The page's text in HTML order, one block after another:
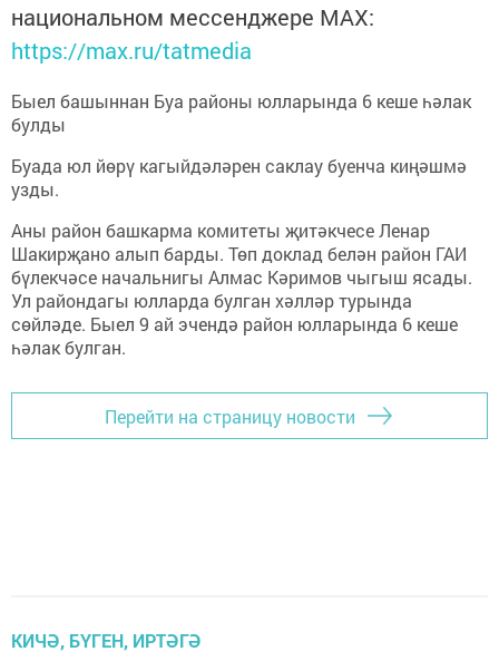
национальном мессенджере MАХ:
https://max.ru/tatmedia
Быел башыннан Буа районы юлларында 6 кеше һәлак
булды
Буада юл йөрү кагыйдәләрен саклау буенча киңәшмә
узды.
Аны район башкарма комитеты җитәкчесе Ленар
Шакирҗано алып барды. Төп доклад белән район ГАИ
бүлекчәсе начальнигы Алмас Кәримов чыгыш ясады.
Ул райондагы юлларда булган хәлләр турында
сөйләде. Быел 9 ай эчендә район юлларында 6 кеше
һәлак булган.
Перейти на страницу новости
КИЧӘ, БҮГЕН, ИРТӘГӘ